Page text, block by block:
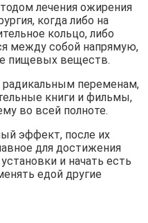
лечения ожирения
когда либо на
кольцо, либо
между собой напрямую,
пищевых веществ.
радикальным переменам,
книги и фильмы,
во всей полноте.
эффект, после их
для достижения
и начать есть
едой другие